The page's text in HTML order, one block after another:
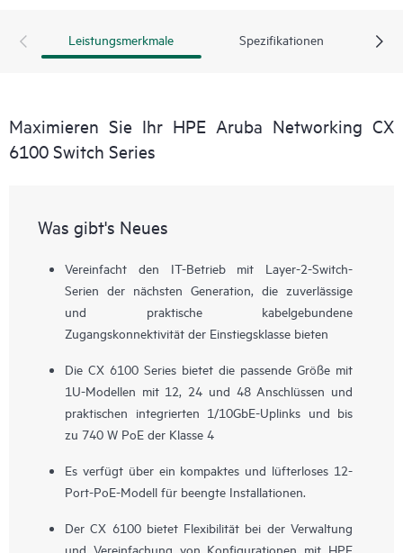
Leistungsmerkmale Spezifikationen
Maximieren Sie Ihr HPE Aruba Networking CX
6100 Switch Series
Was gibt's Neues
Vereinfacht den IT-Betrieb mit Layer-2-Switch-
Serien der nächsten Generation, die zuverlässige
und praktische kabelgebundene
Zugangskonnektivität der Einstiegsklasse bieten
Die CX 6100 Series bietet die passende Größe mit
1U-Modellen mit 12, 24 und 48 Anschlüssen und
praktischen integrierten 1/10GbE-Uplinks und bis
zu 740 W PoE der Klasse 4
Es verfügt über ein kompaktes und lüfterloses 12-
Port-PoE-Modell für beengte Installationen.
Der CX 6100 bietet Flexibilität bei der Verwaltung
und Vereinfachung von Konfigurationen mit HPE